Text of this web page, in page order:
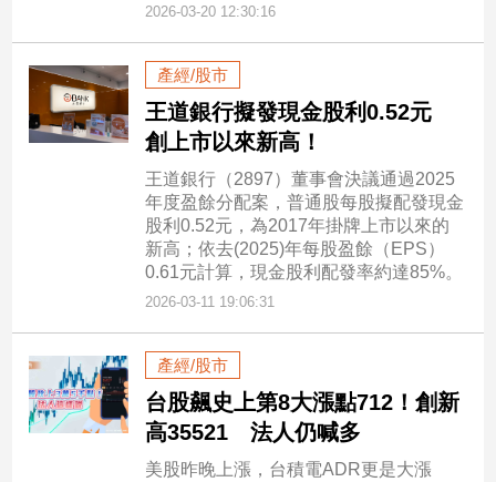
2026-03-20 12:30:16
產經/股市
王道銀行擬發現金股利0.52元
創上市以來新高！
王道銀行（2897）董事會決議通過2025
年度盈餘分配案，普通股每股擬配發現金
股利0.52元，為2017年掛牌上市以來的
新高；依去(2025)年每股盈餘（EPS）
0.61元計算，現金股利配發率約達85%。
2026-03-11 19:06:31
產經/股市
台股飆史上第8大漲點712！創新
高35521 法人仍喊多
美股昨晚上漲，台積電ADR更是大漲